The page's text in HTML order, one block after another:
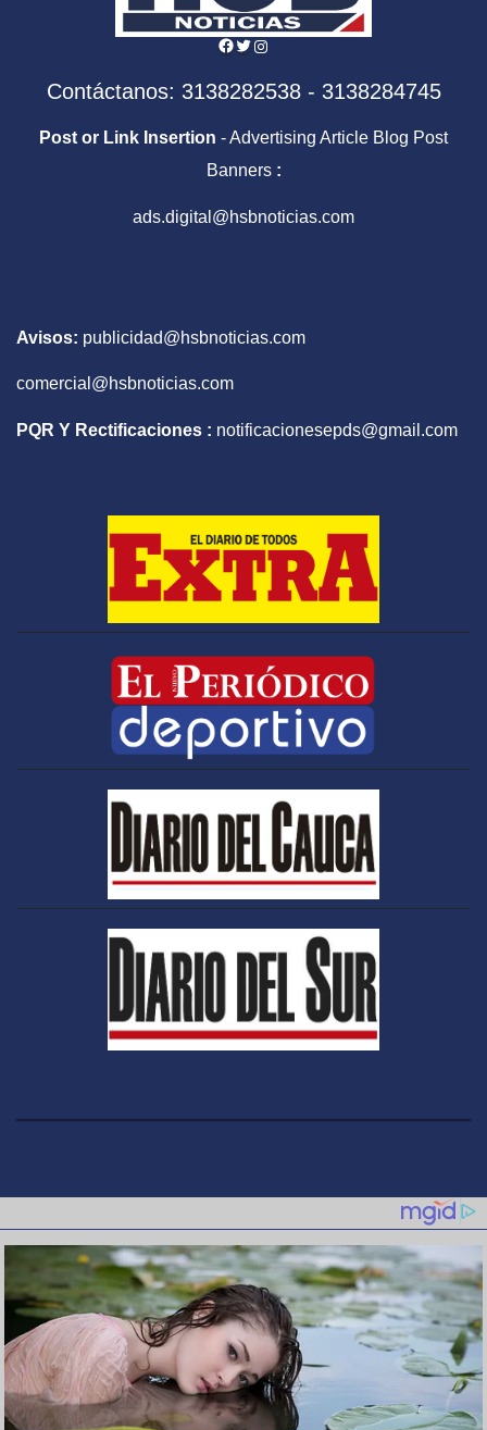
Facebook
Twitter
Instagram
Contáctanos: 3138282538 - 3138284745
Post or Link Insertion - Advertising Article Blog Post
Banners :
ads.digital@hsbnoticias.com
Avisos: publicidad@hsbnoticias.com
comercial@hsbnoticias.com
PQR Y Rectificaciones : notificacionesepds@gmail.com